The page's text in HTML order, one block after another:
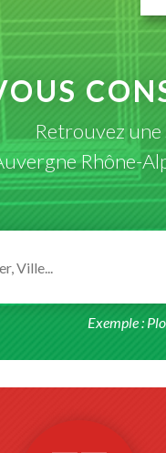
Retrouvez une
Rhône-
Exemple :